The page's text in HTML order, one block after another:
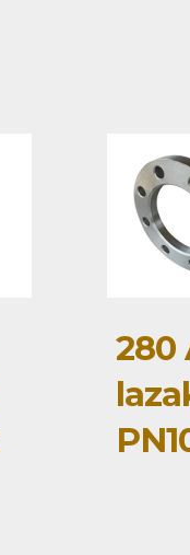
280